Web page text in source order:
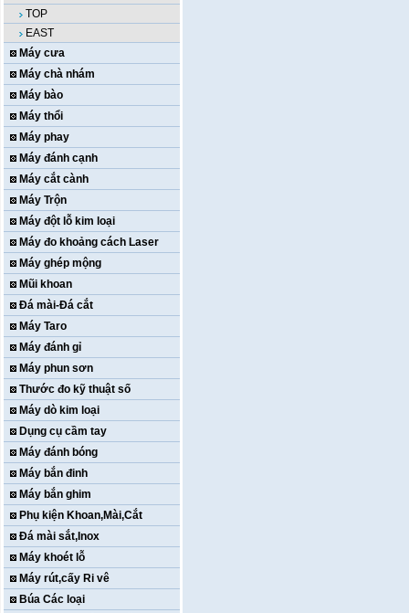
TOP
EAST
Máy cưa
Máy chà nhám
Máy bào
Máy thổi
Máy phay
Máy đánh cạnh
Máy cắt cành
Máy Trộn
Máy đột lỗ kim loại
Máy đo khoảng cách Laser
Máy ghép mộng
Mũi khoan
Đá mài-Đá cắt
Máy Taro
Máy đánh gỉ
Máy phun sơn
Thước đo kỹ thuật số
Máy dò kim loại
Dụng cụ cầm tay
Máy đánh bóng
Máy bắn đinh
Máy bắn ghim
Phụ kiện Khoan,Mài,Cắt
Đá mài sắt,Inox
Máy khoét lỗ
Máy rút,cấy Ri vê
Búa Các loại